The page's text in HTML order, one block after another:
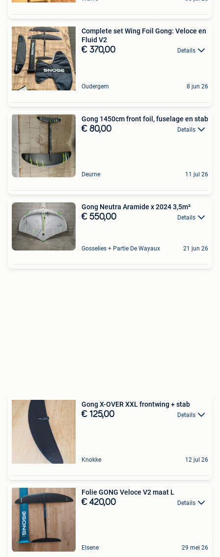
Complete set Wing Foil Gong: Veloce en
Fluid V2
€ 370,00 Details
Oudergem 8 jun 26
Gong 1450cm front foil, fuselage en stab
€ 80,00 Details
Deurne 11 jul 26
Gong Neutra Aramide x 2024 3,5m²
€ 550,00 Details
Gosselies + Partie De Wayaux 21 jun 26
Gong X-OVER XXL frontwing + stab
€ 125,00 Details
Knokke 12 jul 26
Folie GONG Veloce V2 maat L
€ 420,00 Details
Elsene 29 mei 26